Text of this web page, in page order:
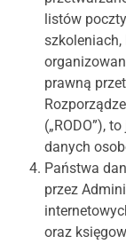
listów
prawną
(„RODO”),
danych
Państwa
przez
oraz